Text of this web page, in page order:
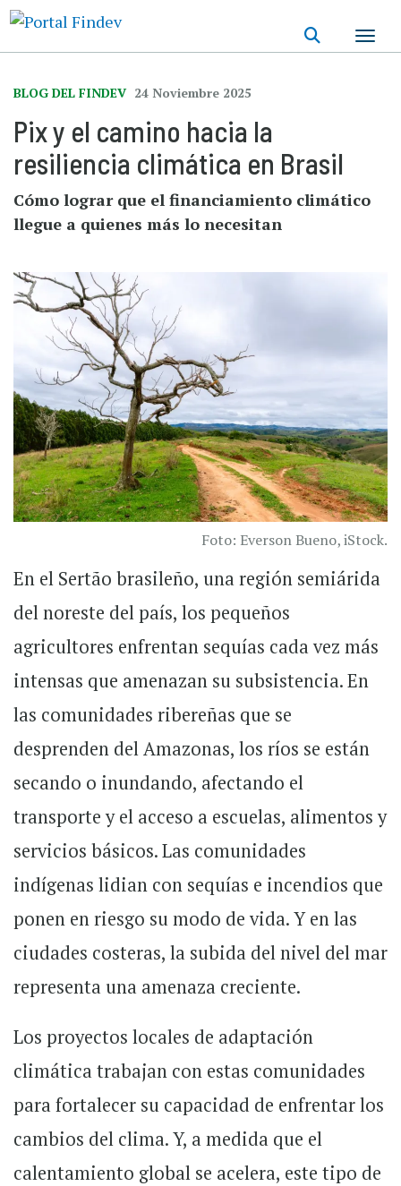
principal
BLOG DEL FINDEV 24 Noviembre 2025
Pix y el camino hacia la
resiliencia climática en Brasil
Cómo lograr que el financiamiento climático
llegue a quienes más lo necesitan
Foto: Everson Bueno, iStock.
En el Sertão brasileño, una región semiárida
del noreste del país, los pequeños
agricultores enfrentan sequías cada vez más
intensas que amenazan su subsistencia. En
las comunidades ribereñas que se
desprenden del Amazonas, los ríos se están
secando o inundando, afectando el
transporte y el acceso a escuelas, alimentos y
servicios básicos. Las comunidades
indígenas lidian con sequías e incendios que
ponen en riesgo su modo de vida. Y en las
ciudades costeras, la subida del nivel del mar
representa una amenaza creciente.
Los proyectos locales de adaptación
climática trabajan con estas comunidades
para fortalecer su capacidad de enfrentar los
cambios del clima. Y, a medida que el
calentamiento global se acelera, este tipo de